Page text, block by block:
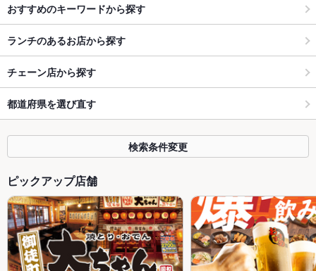
おすすめのキーワードから探す
ランチのあるお店から探す
チェーン店から探す
都道府県を選び直す
検索条件変更
ピックアップ店舗